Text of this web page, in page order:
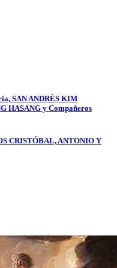
SAN ANDRÉS KIM
HASANG y Compañeros
CRISTÓBAL, ANTONIO Y